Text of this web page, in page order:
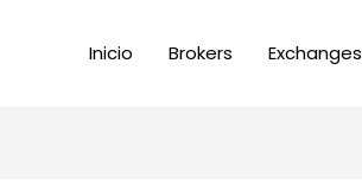
Inicio Brokers Exchanges